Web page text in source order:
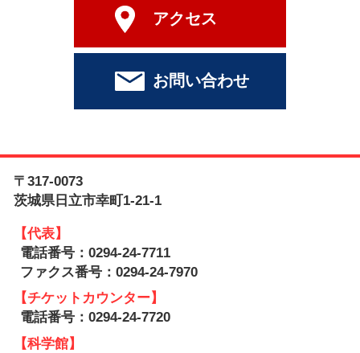
アクセス
お問い合わせ
〒317-0073
茨城県日立市幸町1-21-1
【代表】
電話番号：0294-24-7711
ファクス番号：0294-24-7970
【チケットカウンター】
電話番号：0294-24-7720
【科学館】